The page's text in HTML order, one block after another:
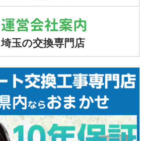
運営会社案内
埼玉の交換専門店